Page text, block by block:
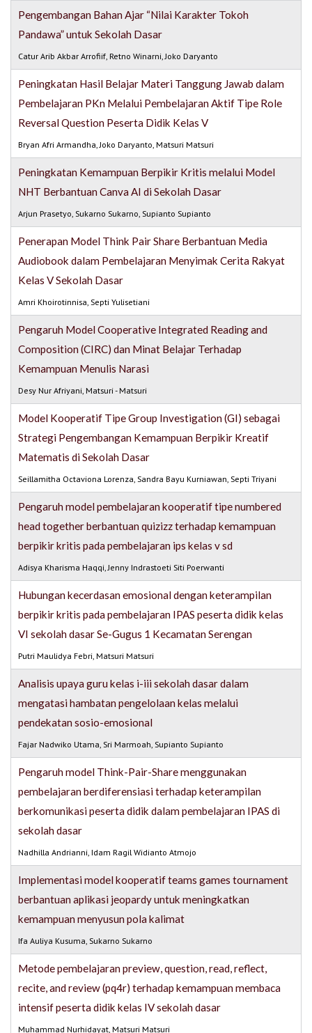
Pengembangan Bahan Ajar “Nilai Karakter Tokoh
Pandawa” untuk Sekolah Dasar
Catur Arib Akbar Arrofiif, Retno Winarni, Joko Daryanto
Peningkatan Hasil Belajar Materi Tanggung Jawab dalam
Pembelajaran PKn Melalui Pembelajaran Aktif Tipe Role
Reversal Question Peserta Didik Kelas V
Bryan Afri Armandha, Joko Daryanto, Matsuri Matsuri
Peningkatan Kemampuan Berpikir Kritis melalui Model
NHT Berbantuan Canva AI di Sekolah Dasar
Arjun Prasetyo, Sukarno Sukarno, Supianto Supianto
Penerapan Model Think Pair Share Berbantuan Media
Audiobook dalam Pembelajaran Menyimak Cerita Rakyat
Kelas V Sekolah Dasar
Amri Khoirotinnisa, Septi Yulisetiani
Pengaruh Model Cooperative Integrated Reading and
Composition (CIRC) dan Minat Belajar Terhadap
Kemampuan Menulis Narasi
Desy Nur Afriyani, Matsuri - Matsuri
Model Kooperatif Tipe Group Investigation (GI) sebagai
Strategi Pengembangan Kemampuan Berpikir Kreatif
Matematis di Sekolah Dasar
Seillamitha Octaviona Lorenza, Sandra Bayu Kurniawan, Septi Triyani
Pengaruh model pembelajaran kooperatif tipe numbered
head together berbantuan quizizz terhadap kemampuan
berpikir kritis pada pembelajaran ips kelas v sd
Adisya Kharisma Haqqi, Jenny Indrastoeti Siti Poerwanti
Hubungan kecerdasan emosional dengan keterampilan
berpikir kritis pada pembelajaran IPAS peserta didik kelas
VI sekolah dasar Se-Gugus 1 Kecamatan Serengan
Putri Maulidya Febri, Matsuri Matsuri
Analisis upaya guru kelas i-iii sekolah dasar dalam
mengatasi hambatan pengelolaan kelas melalui
pendekatan sosio-emosional
Fajar Nadwiko Utama, Sri Marmoah, Supianto Supianto
Pengaruh model Think-Pair-Share menggunakan
pembelajaran berdiferensiasi terhadap keterampilan
berkomunikasi peserta didik dalam pembelajaran IPAS di
sekolah dasar
Nadhilla Andrianni, Idam Ragil Widianto Atmojo
Implementasi model kooperatif teams games tournament
berbantuan aplikasi jeopardy untuk meningkatkan
kemampuan menyusun pola kalimat
Ifa Auliya Kusuma, Sukarno Sukarno
Metode pembelajaran preview, question, read, reflect,
recite, and review (pq4r) terhadap kemampuan membaca
intensif peserta didik kelas IV sekolah dasar
Muhammad Nurhidayat, Matsuri Matsuri